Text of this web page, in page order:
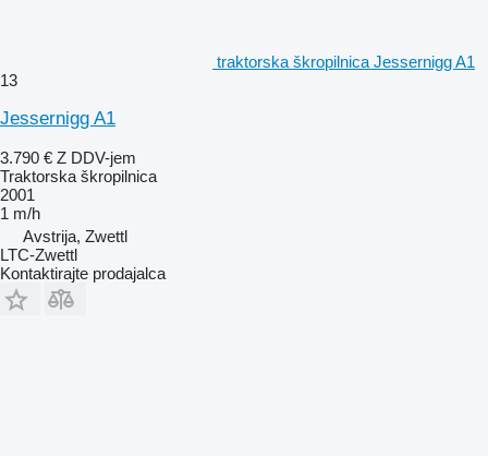
traktorska škropilnica Jessernigg A1
13
Jessernigg A1
3.790 € Z DDV-jem
Traktorska škropilnica
2001
1 m/h
Avstrija, Zwettl
LTC-Zwettl
Kontaktirajte prodajalca